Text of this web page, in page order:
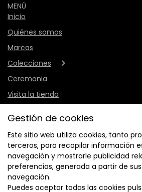
Gestión de cookies
Este sitio web utiliza cookies, tanto
terceros, para recopilar información
navegación y mostrarle publicidad
preferencias, generada a partir de
navegación.
Puedes aceptar todas las cookies
MENÚ
Inicio
Quiénes somos
Marcas
Colecciones
Ceremonia
Visita la tienda